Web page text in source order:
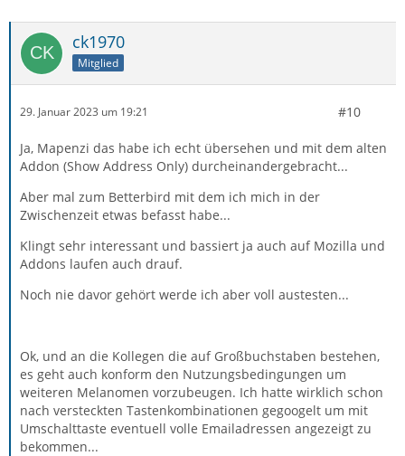
ck1970
Mitglied
29. Januar 2023 um 19:21 #10
Ja, Mapenzi das habe ich echt übersehen und mit dem alten
Addon (Show Address Only) durcheinandergebracht...
Aber mal zum Betterbird mit dem ich mich in der
Zwischenzeit etwas befasst habe...
Klingt sehr interessant und bassiert ja auch auf Mozilla und
Addons laufen auch drauf.
Noch nie davor gehört werde ich aber voll austesten...
Ok, und an die Kollegen die auf Großbuchstaben bestehen,
es geht auch konform den Nutzungsbedingungen um
weiteren Melanomen vorzubeugen. Ich hatte wirklich schon
nach versteckten Tastenkombinationen gegoogelt um mit
Umschalttaste eventuell volle Emailadressen angezeigt zu
bekommen...